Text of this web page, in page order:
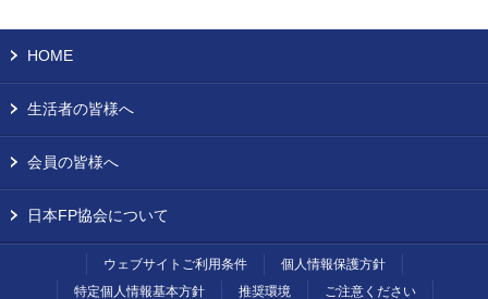
HOME
生活者の皆様へ
会員の皆様へ
日本FP協会について
ウェブサイトご利用条件
個人情報保護方針
特定個人情報基本方針
推奨環境 ご注意ください